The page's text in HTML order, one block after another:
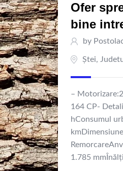
Ofer
bine
by
Ştei,
–
164 CP-
hConsumul
1.785